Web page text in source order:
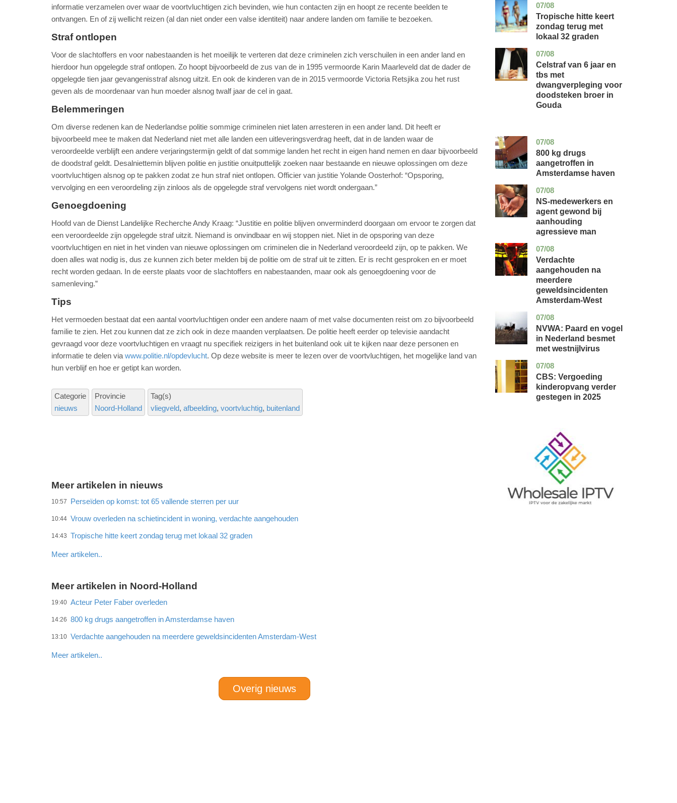
informatie verzamelen over waar de voortvluchtigen zich bevinden, wie hun contacten zijn en hoopt ze recente beelden te
ontvangen. En of zij wellicht reizen (al dan niet onder een valse identiteit) naar andere landen om familie te bezoeken.
Straf ontlopen
Voor de slachtoffers en voor nabestaanden is het moeilijk te verteren dat deze criminelen zich verschuilen in een ander land en
hierdoor hun opgelegde straf ontlopen. Zo hoopt bijvoorbeeld de zus van de in 1995 vermoorde Karin Maarleveld dat de dader de
opgelegde tien jaar gevangenisstraf alsnog uitzit. En ook de kinderen van de in 2015 vermoorde Victoria Retsjika zou het rust
geven als de moordenaar van hun moeder alsnog twalf jaar de cel in gaat.
Belemmeringen
Om diverse redenen kan de Nederlandse politie sommige criminelen niet laten arresteren in een ander land. Dit heeft er
bijvoorbeeld mee te maken dat Nederland niet met alle landen een uitleveringsverdrag heeft, dat in de landen waar de
veroordeelde verblijft een andere verjaringstermijn geldt of dat sommige landen het recht in eigen hand nemen en daar bijvoorbeeld
de doodstraf geldt. Desalniettemin blijven politie en justitie onuitputtelijk zoeken naar bestaande en nieuwe oplossingen om deze
voortvluchtigen alsnog op te pakken zodat ze hun straf niet ontlopen. Officier van justitie Yolande Oosterhof: “Opsporing,
vervolging en een veroordeling zijn zinloos als de opgelegde straf vervolgens niet wordt ondergaan.”
Genoegdoening
Hoofd van de Dienst Landelijke Recherche Andy Kraag: “Justitie en politie blijven onverminderd doorgaan om ervoor te zorgen dat
een veroordeelde zijn opgelegde straf uitzit. Niemand is onvindbaar en wij stoppen niet. Niet in de opsporing van deze
voortvluchtigen en niet in het vinden van nieuwe oplossingen om criminelen die in Nederland veroordeeld zijn, op te pakken. We
doen alles wat nodig is, dus ze kunnen zich beter melden bij de politie om de straf uit te zitten. Er is recht gesproken en er moet
recht worden gedaan. In de eerste plaats voor de slachtoffers en nabestaanden, maar ook als genoegdoening voor de
samenleving.”
Tips
Het vermoeden bestaat dat een aantal voortvluchtigen onder een andere naam of met valse documenten reist om zo bijvoorbeeld
familie te zien. Het zou kunnen dat ze zich ook in deze maanden verplaatsen. De politie heeft eerder op televisie aandacht
gevraagd voor deze voortvluchtigen en vraagt nu specifiek reizigers in het buitenland ook uit te kijken naar deze personen en
informatie te delen via www.politie.nl/opdevlucht. Op deze website is meer te lezen over de voortvluchtigen, het mogelijke land van
hun verblijf en hoe er getipt kan worden.
Categorie
nieuws
Provincie
Noord-Holland
Tag(s)
vliegveld afbeelding voortvluchtig buitenland
Meer artikelen in nieuws
10:57 Perseïden op komst: tot 65 vallende sterren per uur
10:44 Vrouw overleden na schietincident in woning, verdachte aangehouden
14:43 Tropische hitte keert zondag terug met lokaal 32 graden
Meer artikelen..
Meer artikelen in Noord-Holland
19:40 Acteur Peter Faber overleden
14:26 800 kg drugs aangetroffen in Amsterdamse haven
13:10 Verdachte aangehouden na meerdere geweldsincidenten Amsterdam-West
Meer artikelen..
Overig nieuws
07/08
utrecht
nieuws
Tropische hitte keert
zondag terug met
lokaal 32 graden
07/08
zuid-
holland
nieuws
Celstraf van 6 jaar en
tbs met
dwangverpleging voor
doodsteken broer in
Gouda
07/08
noord-
holland
nieuws
800 kg drugs
aangetroffen in
Amsterdamse haven
07/08
flevoland
nieuws
NS-medewerkers en
agent gewond bij
aanhouding
agressieve man
07/08
noord-
holland
nieuws
Verdachte
aangehouden na
meerdere
geweldsincidenten
Amsterdam-West
07/08
utrecht
nieuws
NVWA: Paard en vogel
in Nederland besmet
met westnijlvirus
07/08
zuid-
holland
economie
CBS: Vergoeding
kinderopvang verder
gestegen in 2025